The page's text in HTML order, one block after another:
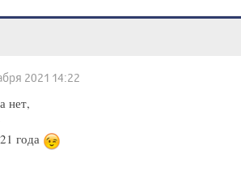
2021 14:22
нет,
года